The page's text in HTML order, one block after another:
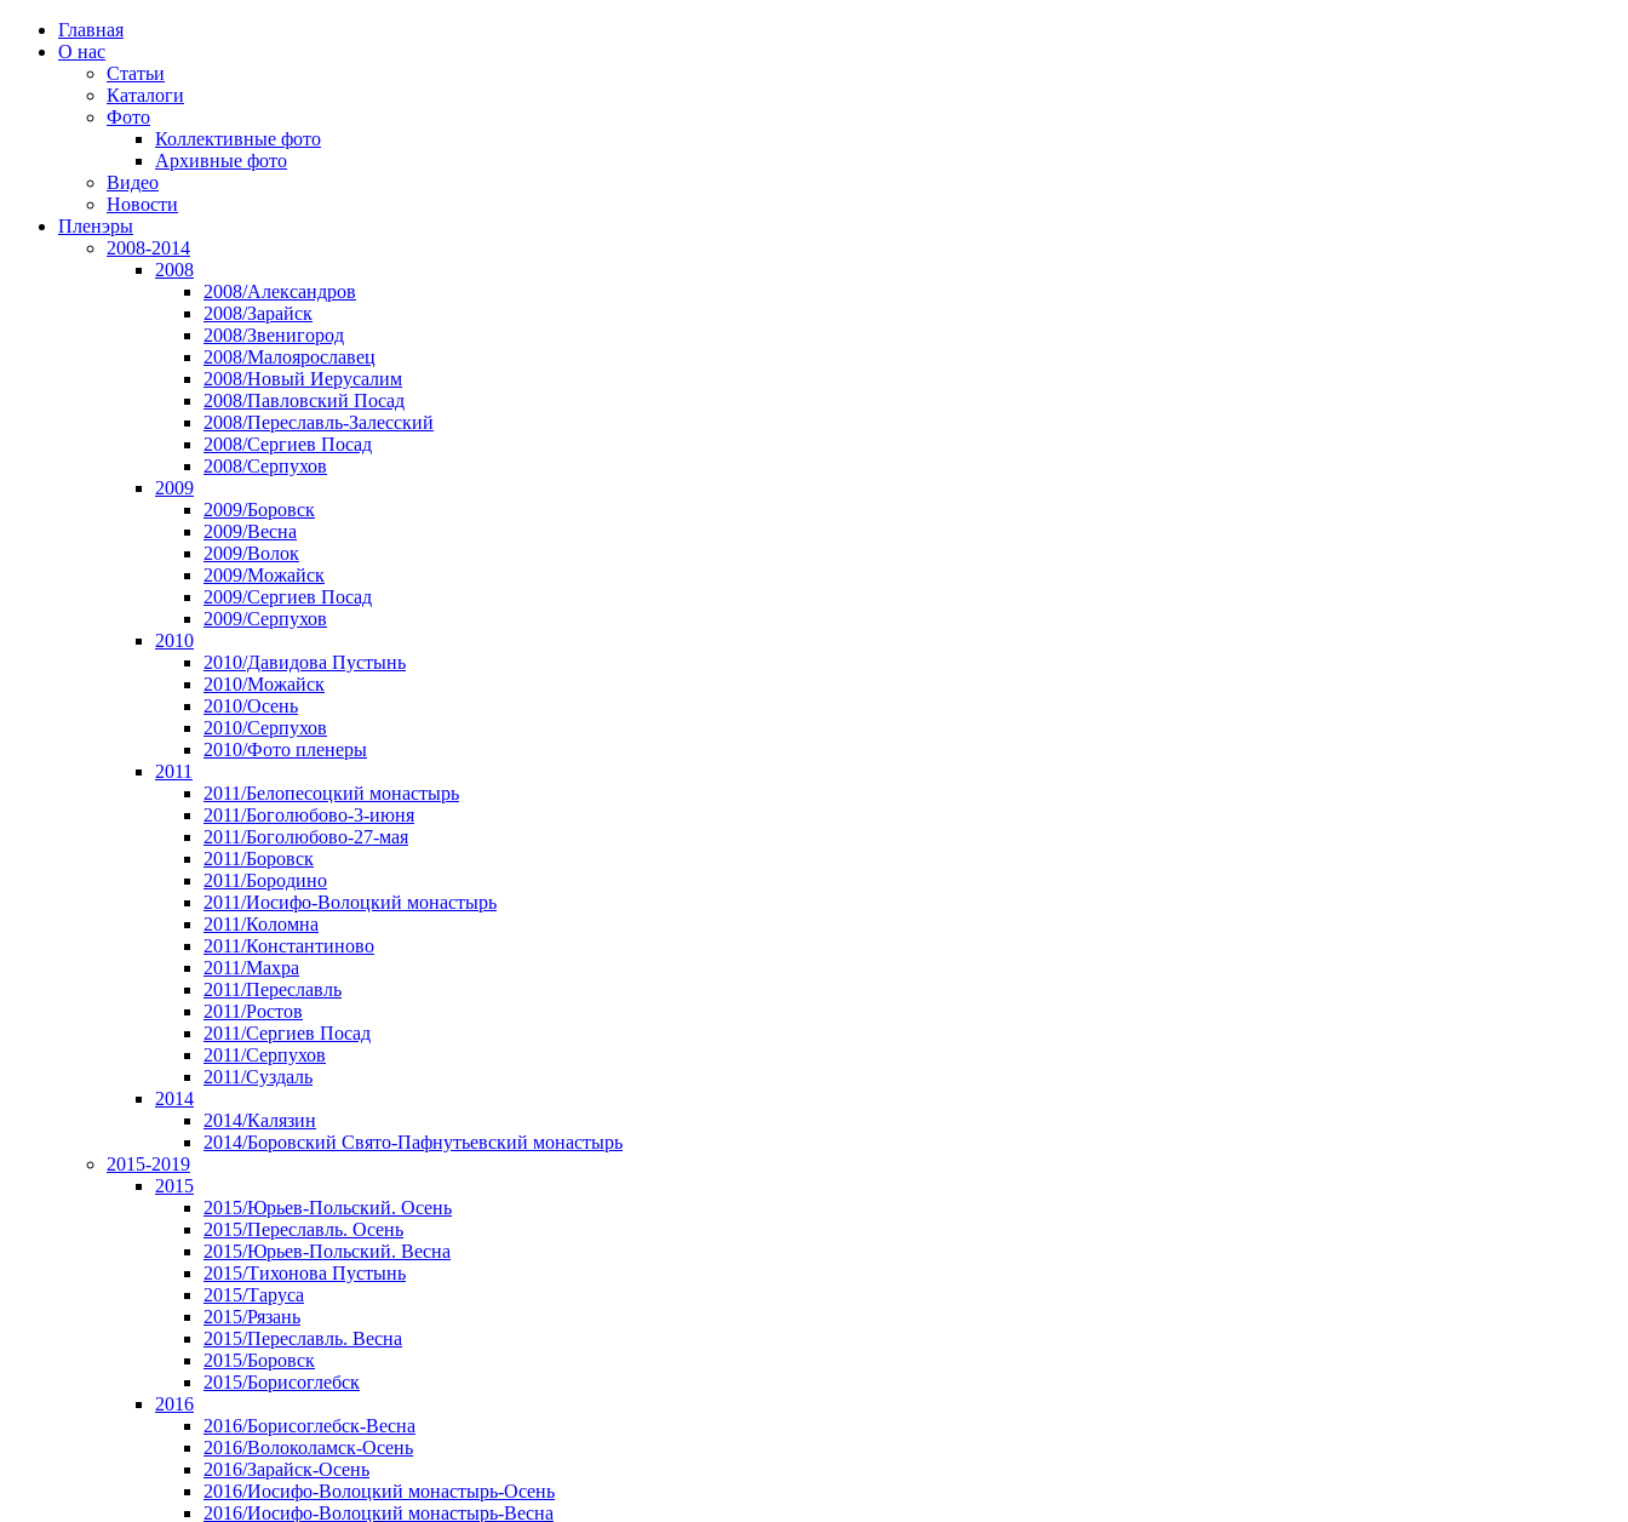
Главная
О нас
Статьи
Каталоги
Фото
Коллективные фото
Архивные фото
Видео
Новости
Пленэры
2008-2014
2008
2008/Александров
2008/Зарайск
2008/Звенигород
2008/Малоярославец
2008/Новый Иерусалим
2008/Павловский Посад
2008/Переславль-Залесский
2008/Сергиев Посад
2008/Серпухов
2009
2009/Боровск
2009/Весна
2009/Волок
2009/Можайск
2009/Сергиев Посад
2009/Серпухов
2010
2010/Давидова Пустынь
2010/Можайск
2010/Осень
2010/Серпухов
2010/Фото пленеры
2011
2011/Белопесоцкий монастырь
2011/Боголюбово-3-июня
2011/Боголюбово-27-мая
2011/Боровск
2011/Бородино
2011/Иосифо-Волоцкий монастырь
2011/Коломна
2011/Константиново
2011/Махра
2011/Переславль
2011/Ростов
2011/Сергиев Посад
2011/Серпухов
2011/Суздаль
2014
2014/Калязин
2014/Боровский Свято-Пафнутьевский монастырь
2015-2019
2015
2015/Юрьев-Польский. Осень
2015/Переславль. Осень
2015/Юрьев-Польский. Весна
2015/Тихонова Пустынь
2015/Таруса
2015/Рязань
2015/Переславль. Весна
2015/Боровск
2015/Борисоглебск
2016
2016/Борисоглебск-Весна
2016/Волоколамск-Осень
2016/Зарайск-Осень
2016/Иосифо-Волоцкий монастырь-Осень
2016/Иосифо-Волоцкий монастырь-Весна